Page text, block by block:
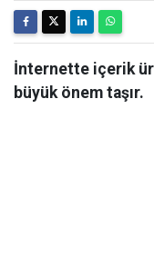
İnternette içerik
büyük önem taşır.